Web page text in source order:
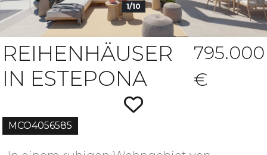
1/10
MCO4056585
REIHENHÄUSER
IN ESTEPONA
795.000
€